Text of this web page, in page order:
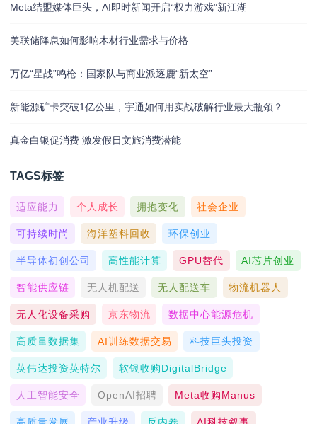
Meta结盟媒体巨头，AI即时新闻开启“权力游戏”新江湖
美联储降息如何影响木材行业需求与价格
万亿“星战”鸣枪：国家队与商业派逐鹿“新太空”
新能源矿卡突破1亿公里，宇通如何用实战破解行业最大瓶颈？
真金白银促消费 激发假日文旅消费潜能
TAGS标签
适应能力 个人成长 拥抱变化 社会企业
可持续时尚 海洋塑料回收 环保创业
半导体初创公司 高性能计算 GPU替代 AI芯片创业
智能供应链 无人机配送 无人配送车 物流机器人
无人化设备采购 京东物流 数据中心能源危机
高质量数据集 AI训练数据交易 科技巨头投资
英伟达投资英特尔 软银收购DigitalBridge
人工智能安全 OpenAI招聘 Meta收购Manus
高质量发展 产业升级 反内卷 AI科技叙事